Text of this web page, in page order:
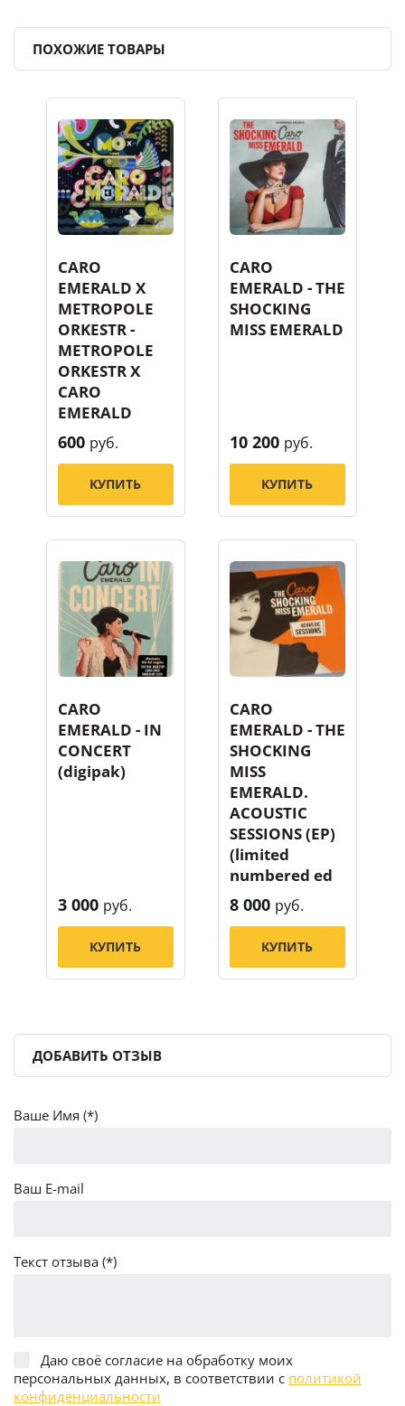
ПОХОЖИЕ ТОВАРЫ
CARO
EMERALD X
METROPOLE
ORKESTR -
METROPOLE
ORKESTR X
CARO
EMERALD
600 руб.
КУПИТЬ
CARO
EMERALD - THE
SHOCKING
MISS EMERALD
10 200 руб.
КУПИТЬ
CARO
EMERALD - IN
CONCERT
(digipak)
3 000 руб.
КУПИТЬ
CARO
EMERALD - THE
SHOCKING
MISS
EMERALD.
ACOUSTIC
SESSIONS (EP)
(limited
numbered ed
8 000 руб.
КУПИТЬ
ДОБАВИТЬ ОТЗЫВ
Ваше Имя (*)
Ваш E-mail
Текст отзыва (*)
Даю своё согласие на обработку моих
персональных данных, в соответствии с политикой
конфиденциальности